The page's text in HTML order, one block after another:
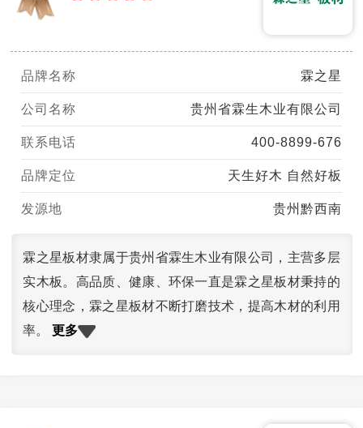
品牌名称 霖之星
公司名称 贵州省霖生木业有限公司
联系电话 400-8899-676
品牌定位 天生好木 自然好板
发源地 贵州黔西南
霖之星板材隶属于贵州省霖生木业有限公司，主营多层
实木板。高品质、健康、环保一直是霖之星板材秉持的
核心理念，霖之星板材不断打磨技术，提高木材的利用
率。更多